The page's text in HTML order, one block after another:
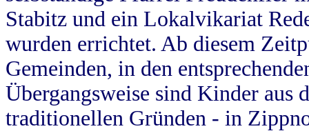
Stabitz und ein Lokalvikariat
wurden errichtet. Ab diesem
Gemeinden, in den
Übergangsweise sind Kinder aus
traditionellen Gründen - in